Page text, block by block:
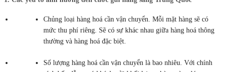
Chủng loại hàng hoá cần vận chuyển. Mỗi mặt hàng sẽ có
mức thu phí riêng. Sẽ có sự khác nhau giữa hàng hoá thông
thường và hàng hoá đặc biệt.
Số lượng hàng hoá cần vận chuyển là bao nhiêu. Với chính